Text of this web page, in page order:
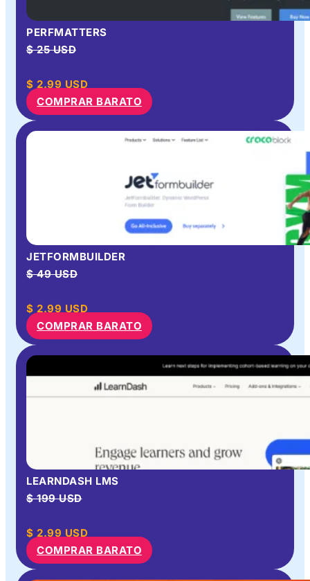
PERFMATTERS
$ 25 USD
$ 2.99 USD
COMPRAR BARATO
JETFORMBUILDER
$ 49 USD
$ 2.99 USD
COMPRAR BARATO
LEARNDASH LMS
$ 199 USD
$ 2.99 USD
COMPRAR BARATO